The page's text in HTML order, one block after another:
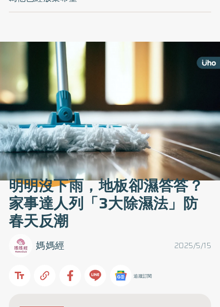
明明沒下雨，地板卻濕答答？
家事達人列「3大除濕法」防
春天反潮
2025/5/15
媽媽經
追蹤訂閱